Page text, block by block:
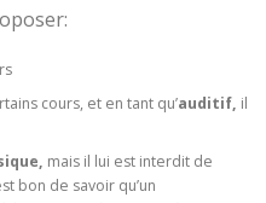
cours, et en tant qu’auditif, il
mais il lui est interdit de
bon de savoir qu’un